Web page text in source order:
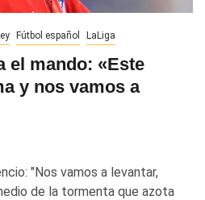
Fútbol español LaLiga
el mando: «Este
y nos vamos a
"Nos vamos a levantar,
de la tormenta que azota